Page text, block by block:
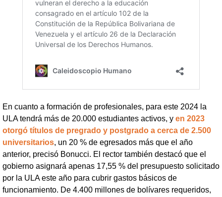
En cuanto a formación de profesionales, para este 2024 la
ULA tendrá más de 20.000 estudiantes activos, y en 2023
otorgó títulos de pregrado y postgrado a cerca de 2.500
universitarios, un 20 % de egresados más que el año
anterior, precisó Bonucci. El rector también destacó que el
gobierno asignará apenas 17,55 % del presupuesto solicitado
por la ULA este año para cubrir gastos básicos de
funcionamiento. De 4.400 millones de bolívares requeridos,